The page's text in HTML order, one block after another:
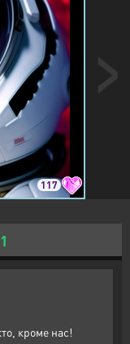
117
кроме нас!